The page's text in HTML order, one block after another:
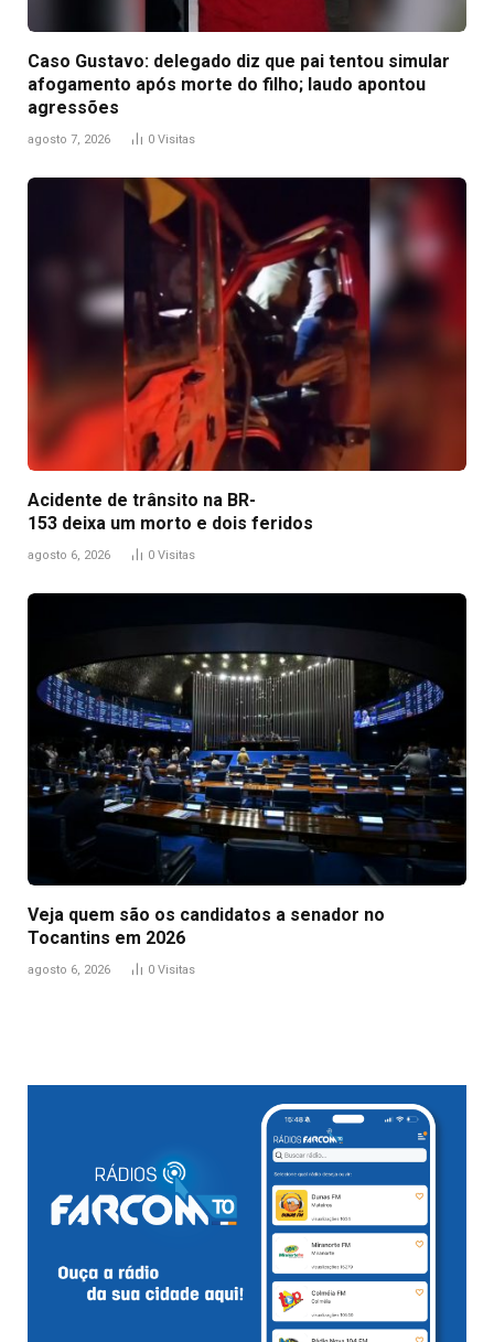
Caso Gustavo: delegado diz que pai tentou simular
afogamento após morte do filho; laudo apontou
agressões
agosto 7, 2026 0 Visitas
Acidente de trânsito na BR-
153 deixa um morto e dois feridos
agosto 6, 2026 0 Visitas
Veja quem são os candidatos a senador no
Tocantins em 2026
agosto 6, 2026 0 Visitas